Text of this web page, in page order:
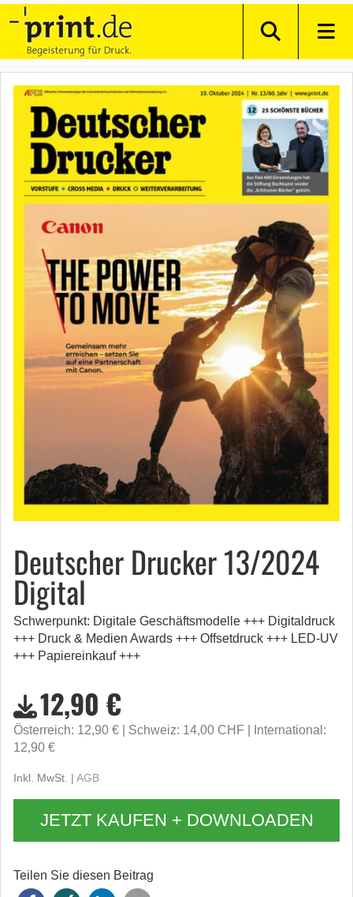
Deutscher Drucker 13/2024
Digital
Schwerpunkt: Digitale Geschäftsmodelle +++ Digitaldruck
+++ Druck & Medien Awards +++ Offsetdruck +++ LED-UV
+++ Papiereinkauf +++
12,90 €
Österreich: 12,90 € Schweiz: 14,00 CHF
International:
12,90 €
Inkl. MwSt. | AGB
JETZT KAUFEN + DOWNLOADEN
Teilen Sie diesen Beitrag